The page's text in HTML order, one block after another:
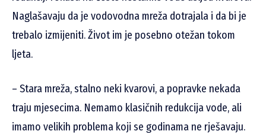
Naglašavaju da je vodovodna mreža dotrajala i da bi je
trebalo izmijeniti. Život im je posebno otežan tokom
ljeta.
– Stara mreža, stalno neki kvarovi, a popravke nekada
traju mjesecima. Nemamo klasičnih redukcija vode, ali
imamo velikih problema koji se godinama ne rješavaju.